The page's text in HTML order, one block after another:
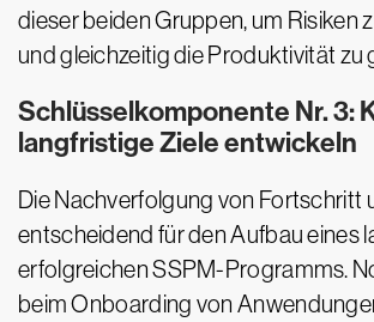
dieser beiden Gruppen, um Risiken
und gleichzeitig die Produktivität zu
Schlüsselkomponente Nr. 3:
langfristige Ziele entwickeln
Die Nachverfolgung von Fortschritt
entscheidend für den Aufbau eines
erfolgreichen SSPM-Programms.
beim Onboarding von